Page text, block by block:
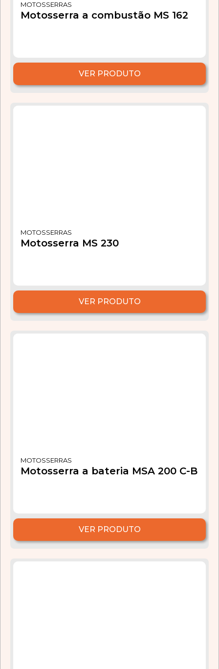
MOTOSSERRAS
Motosserra a combustão MS 162
VER PRODUTO
MOTOSSERRAS
Motosserra MS 230
VER PRODUTO
MOTOSSERRAS
Motosserra a bateria MSA 200 C-B
VER PRODUTO